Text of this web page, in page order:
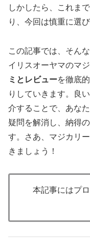
しかしたら、これま
り、今回は慎重に選
この記事では、そん
イリスオーヤマのマ
ミとレビューを徹底
りしていきます。良
介することで、あな
疑問を解消し、納得
す。さあ、マジカリ
きましょう！
本記事にはプ